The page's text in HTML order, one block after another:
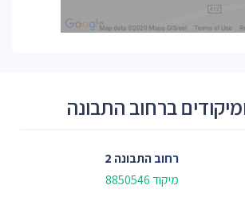
ברחוב התבונה
רחובהתבונה 2
מיקוד 8850546